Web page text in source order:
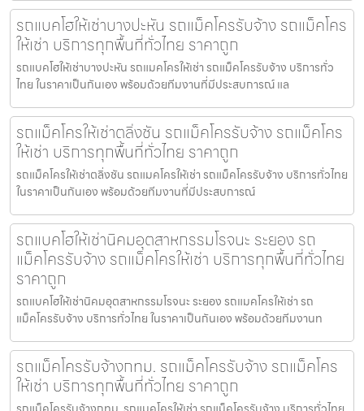
รถแบคโฮให้เช่าบางปะหัน รถแม็คโครรับจ้าง รถแม็คโคร
ให้เช่า บริการทุกพื้นที่ทั่วไทย ราคาถูก
รถแบคโฮให้เช่าบางปะหัน รถแมคโครให้เช่า รถแม็คโครรับจ้าง บริการทั่ว
ไทย ในราคาเป็นกันเอง พร้อมด้วยทีมงานที่มีประสบการณ์ แล
รถแม็คโครให้เช่าตลิ่งชัน รถแม็คโครรับจ้าง รถแม็คโคร
ให้เช่า บริการทุกพื้นที่ทั่วไทย ราคาถูก
รถแม็คโครให้เช่าตลิ่งชัน รถแมคโครให้เช่า รถแม็คโครรับจ้าง บริการทั่วไทย
ในราคาเป็นกันเอง พร้อมด้วยทีมงานที่มีประสบการณ์
รถแบคโฮให้เช่านิคมอุตสาหกรรมโรจนะ ระยอง รถ
แม็คโครรับจ้าง รถแม็คโครให้เช่า บริการทุกพื้นที่ทั่วไทย
ราคาถูก
รถแบคโฮให้เช่านิคมอุตสาหกรรมโรจนะ ระยอง รถแมคโครให้เช่า รถ
แม็คโครรับจ้าง บริการทั่วไทย ในราคาเป็นกันเอง พร้อมด้วยทีมงานท
รถแม็คโครรับจ้างกทม. รถแม็คโครรับจ้าง รถแม็คโคร
ให้เช่า บริการทุกพื้นที่ทั่วไทย ราคาถูก